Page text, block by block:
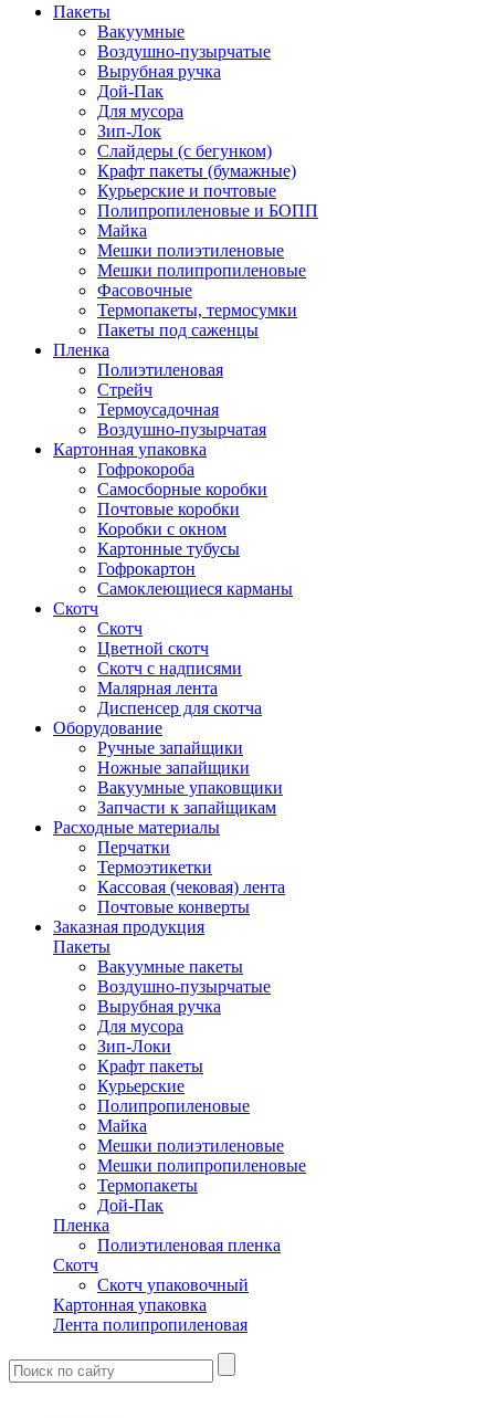
Пакеты
Вакуумные
Воздушно-пузырчатые
Вырубная ручка
Дой-Пак
Для мусора
Зип-Лок
Слайдеры (с бегунком)
Крафт пакеты (бумажные)
Курьерские и почтовые
Полипропиленовые и БОПП
Майка
Мешки полиэтиленовые
Мешки полипропиленовые
Фасовочные
Термопакеты, термосумки
Пакеты под саженцы
Пленка
Полиэтиленовая
Стрейч
Термоусадочная
Воздушно-пузырчатая
Картонная упаковка
Гофрокороба
Самосборные коробки
Почтовые коробки
Коробки с окном
Картонные тубусы
Гофрокартон
Самоклеющиеся карманы
Скотч
Скотч
Цветной скотч
Скотч с надписями
Малярная лента
Диспенсер для скотча
Оборудование
Ручные запайщики
Ножные запайщики
Вакуумные упаковщики
Запчасти к запайщикам
Расходные материалы
Перчатки
Термоэтикетки
Кассовая (чековая) лента
Почтовые конверты
Заказная продукция
Пакеты
Вакуумные пакеты
Воздушно-пузырчатые
Вырубная ручка
Для мусора
Зип-Локи
Крафт пакеты
Курьерские
Полипропиленовые
Майка
Мешки полиэтиленовые
Мешки полипропиленовые
Термопакеты
Дой-Пак
Пленка
Полиэтиленовая пленка
Скотч
Скотч упаковочный
Картонная упаковка
Лента полипропиленовая